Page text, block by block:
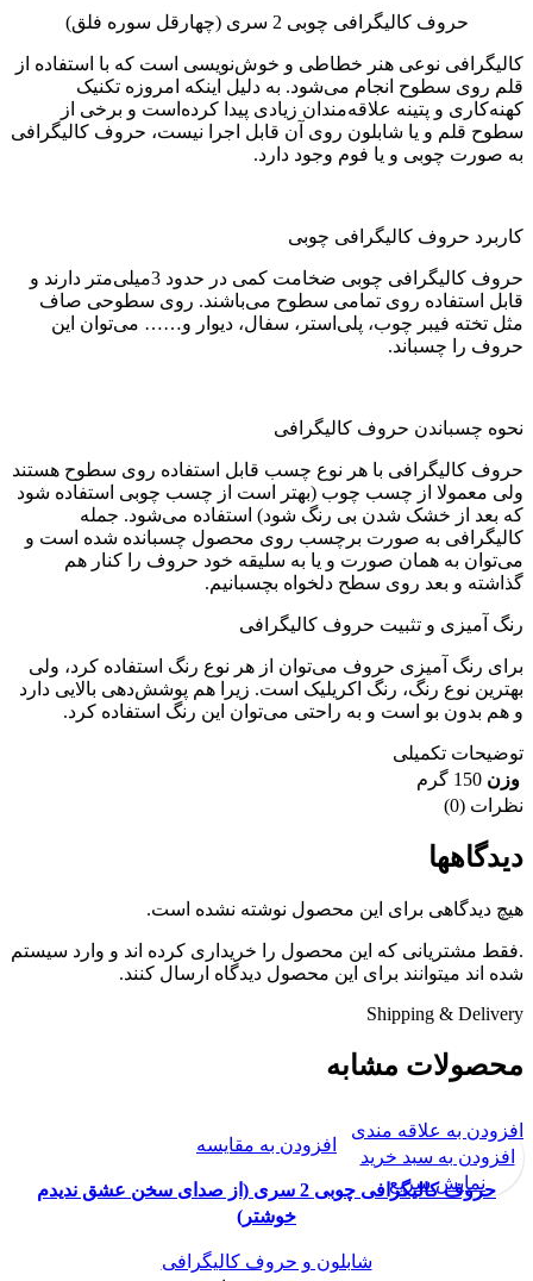
حروف کالیگرافی چوبی 2 سری (چهارقل سوره فلق)
کالیگرافی نوعی هنر خطاطی و خوش‌نویسی است که با استفاده از
قلم روی سطوح انجام می‌شود. به دلیل اینکه امروزه تکنیک
کهنه‌کاری و پتینه علاقه‌مندان زیادی پیدا کرده‌است و برخی از
سطوح قلم و یا شابلون روی آن قابل اجرا نیست، حروف کالیگرافی
به صورت چوبی و یا فوم وجود دارد.
کاربرد حروف کالیگرافی چوبی
حروف کالیگرافی چوبی ضخامت کمی در حدود 3میلی‌متر دارند و
قابل استفاده روی تمامی سطوح می‌باشند. روی سطوحی صاف
مثل تخته فیبر چوب، پلی‌استر، سفال، دیوار و…… می‌توان این
حروف را چسباند.
نحوه چسباندن حروف کالیگرافی
حروف کالیگرافی با هر نوع چسب قابل استفاده روی سطوح هستند
ولی معمولا از چسب چوب (بهتر است از چسب چوبی استفاده شود
که بعد از خشک شدن بی رنگ شود) استفاده می‌شود. جمله
کالیگرافی به صورت برچسب روی محصول چسبانده شده است و
می‌توان به همان صورت و یا به سلیقه خود حروف را کنار هم
گذاشته و بعد روی سطح دلخواه بچسبانیم.
رنگ آمیزی و تثبیت حروف کالیگرافی
برای رنگ آمیزی حروف می‌توان از هر نوع رنگ استفاده کرد، ولی
بهترین نوع رنگ، رنگ اکریلیک است. زیرا هم پوشش‌دهی بالایی دارد
و هم بدون بو است و به راحتی می‌توان این رنگ استفاده کرد.
توضیحات تکمیلی
وزن 150 گرم
نظرات (0)
دیدگاهها
هیچ دیدگاهی برای این محصول نوشته نشده است.
.فقط مشتریانی که این محصول را خریداری کرده اند و وارد سیستم
شده اند میتوانند برای این محصول دیدگاه ارسال کنند.
Shipping & Delivery
محصولات مشابه
افزودن به مقایسه
حروف کالیگرافی چوبی 2 سری (از صدای سخن عشق ندیدم
خوشتر)
شابلون و حروف کالیگرافی
افزودن به علاقه مندی
افزودن به سبد خرید
نمایش سریع